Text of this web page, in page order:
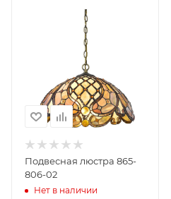
Подвесная люстра 865-
806-02
Нет в наличии